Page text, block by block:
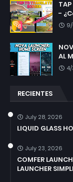
TAP
-
AL
RECIENTES
July 28, 2026
LIQUID GLASS
July 23, 2026
COMFER
LAUNCHER